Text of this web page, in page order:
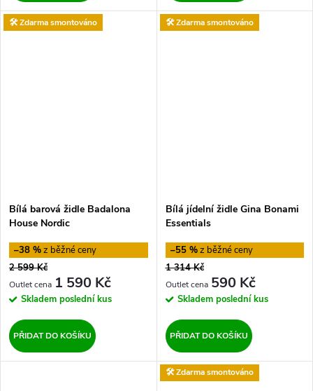
🛠️ Zdarma smontováno
Bílá barová židle Badalona
House Nordic
–38 %
2 599 Kč
1 590 Kč
Skladem poslední kus
PŘIDAT DO KOŠÍKU
🛠️ Zdarma smontováno
Bílá jídelní židle Gina Bonami
Essentials
–55 %
1 314 Kč
590 Kč
Skladem poslední kus
PŘIDAT DO KOŠÍKU
🛠️ Zdarma smontováno